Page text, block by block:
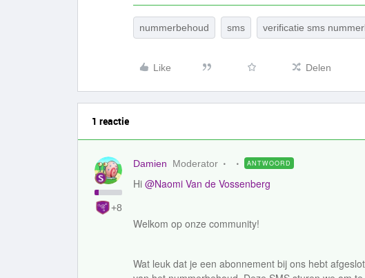
nummerbehoud sms verificatie sms
Like Delen
1 reactie
+8
Damien Moderator ANTWOORD
Hi @Naomi Van de Vossenberg
Welkom op onze community!
Wat leuk dat je een abonnement bij ons hebt